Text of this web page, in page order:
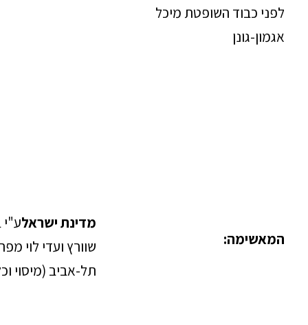
לפני כבוד השופטת מיכל
אגמון-גונן
המאשימה:
מדינת ישראלע"י
שוורץ ועדי לוי
תל-אביב (מיסוי